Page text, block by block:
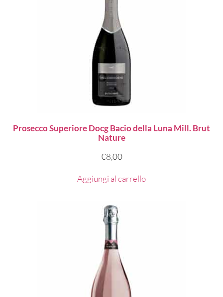
Prosecco Superiore Docg Bacio della Luna Mill. Brut
Nature
€8,00
Aggiungi al carrello